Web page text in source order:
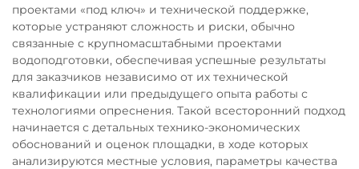
проектами «под ключ» и технической поддержке,
которые устраняют сложность и риски, обычно
связанные с крупномасштабными проектами
водоподготовки, обеспечивая успешные результаты
для заказчиков независимо от их технической
квалификации или предыдущего опыта работы с
технологиями опреснения. Такой всесторонний подход
начинается с детальных технико-экономических
обоснований и оценок площадки, в ходе которых
анализируются местные условия, параметры качества